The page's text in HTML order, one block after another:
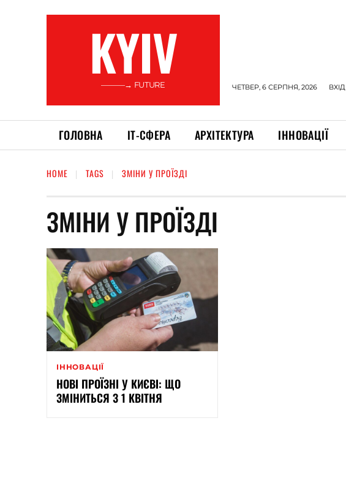
KYIV
———→ FUTURE ЧЕТВЕР, 6 СЕРПНЯ, 2026 ВХІД
ГОЛОВНА ІТ-СФЕРА АРХІТЕКТУРА ІННОВАЦІЇ
HOME TAGS ЗМІНИ У ПРОЇЗДІ
ЗМІНИ У ПРОЇЗДІ
ІННОВАЦІЇ
НОВІ ПРОЇЗНІ У КИЄВІ: ЩО
ЗМІНИТЬСЯ З 1 КВІТНЯ